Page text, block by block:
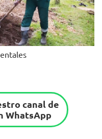
canal de
WhatsApp